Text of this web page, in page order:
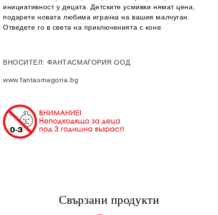
инициативност у децата. Детските усмивки нямат цена,
подарете новата любима играчка на вашия малчуган.
Отведете го в света на приключенията с коне.
ВНОСИТЕЛ: ФАНТАСМАГОРИЯ ООД
www.fantasmagoria.bg
Свързани продукти